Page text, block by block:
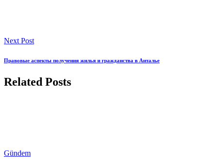
Next Post
Правовые аспекты получения жилья и гражданства в Анталье
Related Posts
Gündem